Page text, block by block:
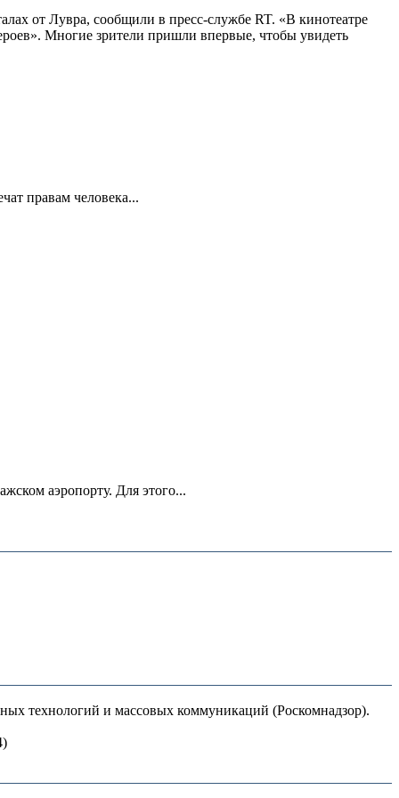
от Лувра, сообщили в пресс-службе RT. «В кинотеатре
Многие зрители пришли впервые, чтобы увидеть
правам человека...
аэропорту. Для этого...
технологий и массовых коммуникаций (Роскомнадзор).